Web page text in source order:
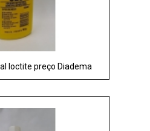
loctite preço Diadema